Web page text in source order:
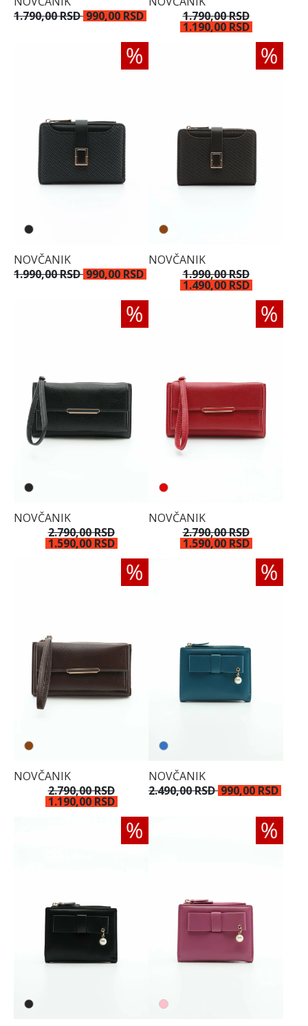
1.790,00 RSD 990,00 RSD
1.790,00 RSD
1.190,00 RSD
NOVČANIK
1.990,00 RSD 990,00 RSD
NOVČANIK
1.990,00 RSD
1.490,00 RSD
NOVČANIK
2.790,00 RSD
1.590,00 RSD
NOVČANIK
2.790,00 RSD
1.590,00 RSD
NOVČANIK
2.790,00 RSD
1.190,00 RSD
NOVČANIK
2.490,00 RSD 990,00 RSD